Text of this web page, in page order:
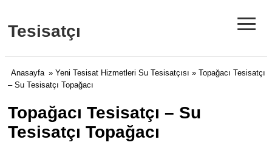
Tesisatçı ≡
Anasayfa » Yeni Tesisat Hizmetleri Su Tesisatçısı » Topağacı Tesisatçı
– Su Tesisatçı Topağacı
Topağacı Tesisatçı – Su
Tesisatçı Topağacı